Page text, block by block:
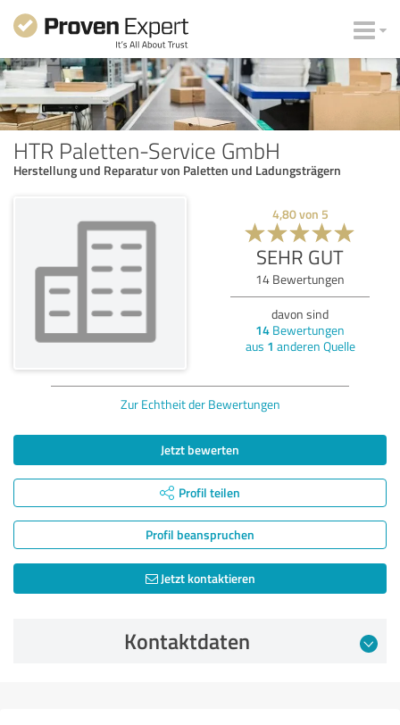
HTR Paletten-Service GmbH
Herstellung und Reparatur von Paletten und Ladungsträgern
4,80von 5
SEHR GUT
14 Bewertungen
davon sind
14 Bewertungen
aus 1 anderen Quelle
Zur Echtheit der Bewertungen
Jetzt bewerten
Profil teilen
Profil beanspruchen
Jetzt kontaktieren
Kontaktdaten